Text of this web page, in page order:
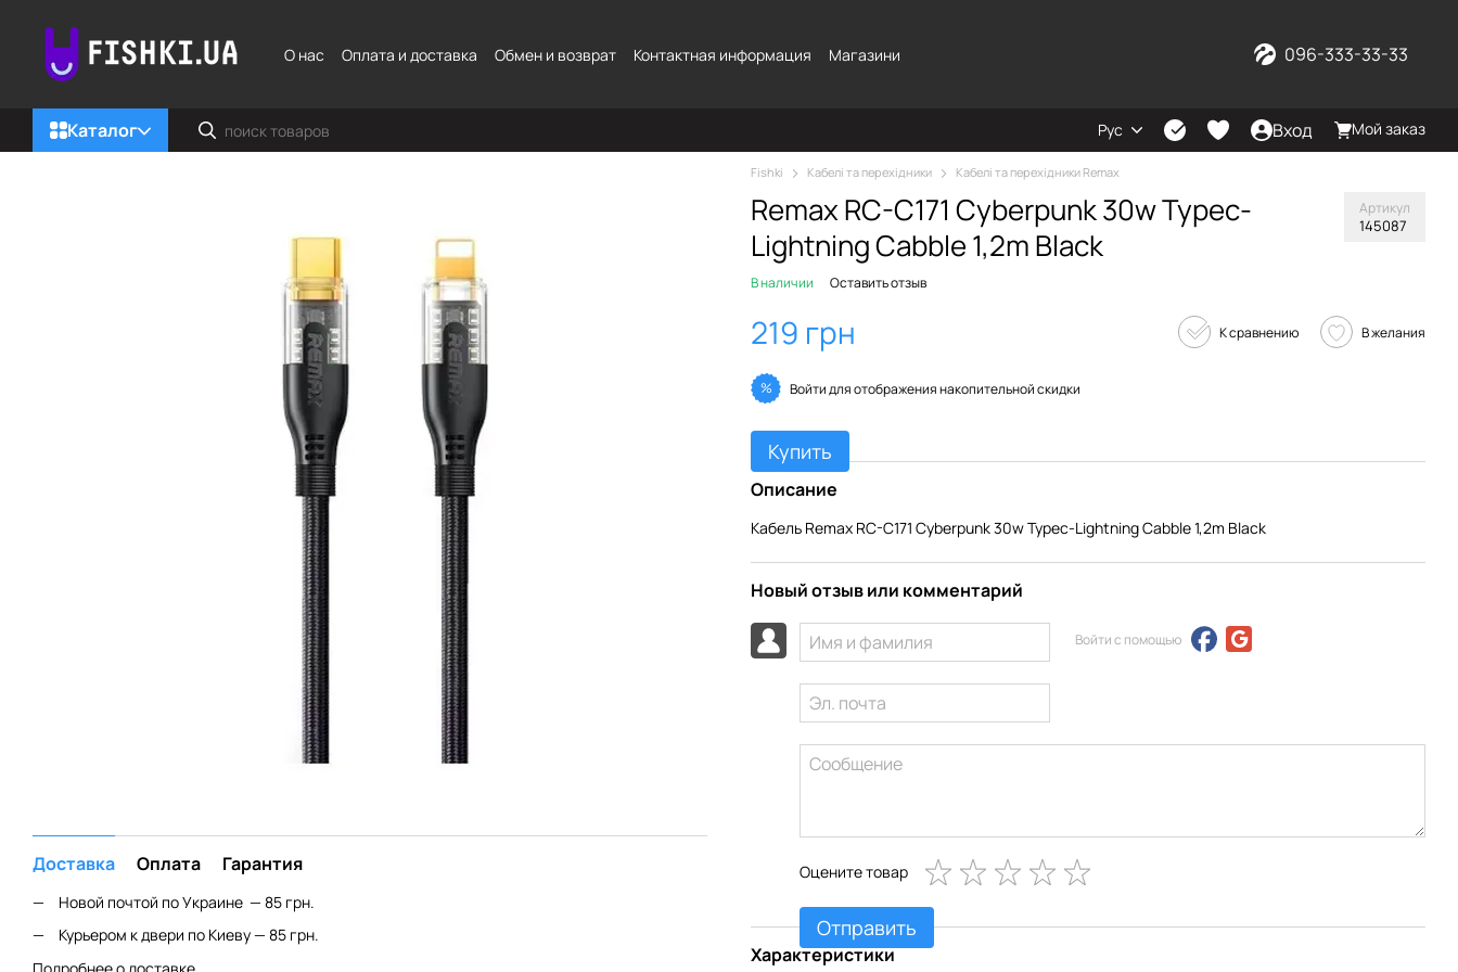
О нас
Оплата и доставка Обмен и возврат Контактная информация Магазини 096-333-33-33
Каталог Рус Вход Мой заказ
Доставка Оплата Гарантия
Новой почтой по Украине — 85 грн.
Курьером к двери по Киеву — 85 грн.
Fishki Кабелі та перехідники Кабелі та перехідники Remax
Remax RC-C171 Cyberpunk 30w Typec-
Lightning Cabble 1,2m Black
Артикул
145087
В наличии Оставить отзыв
219 грн К сравнению В желания
% Войтидля отображения накопительной скидки
Купить
Описание
Кабель Remax RC-C171 Cyberpunk 30w Typec-Lightning Cabble 1,2m Black
Новый отзыв или комментарий
Войти с помощью
Оцените товар
Отправить
Характеристики